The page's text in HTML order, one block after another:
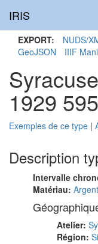
IRIS
EXPORT: NUDS/
GeoJSON
IIIF
1929
Exemples de ce type |
Description
Intervalle
Matériau: Argent
Atelier:
Région: